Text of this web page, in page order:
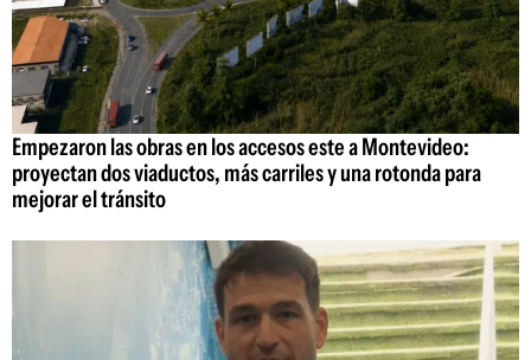
Empezaron las obras en los accesos este a Montevideo:
proyectan dos viaductos, más carriles y una rotonda para
mejorar el tránsito